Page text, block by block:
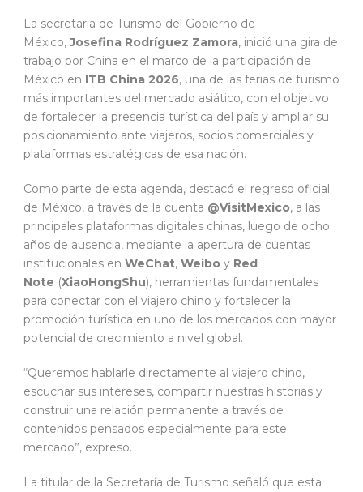
La secretaria de Turismo del Gobierno de
México,Josefina Rodríguez Zamora, inició una gira de
trabajo por China en el marco de la participación de
México en ITB China 2026, una de las ferias de turismo
más importantes del mercado asiático, con el objetivo
de fortalecer la presencia turística del país y ampliar su
posicionamiento ante viajeros, socios comerciales y
plataformas estratégicas de esa nación.
Como parte de esta agenda, destacó el regreso oficial
de México, a través de la cuenta @VisitMexico, a las
principales plataformas digitales chinas, luego de ocho
años de ausencia, mediante la apertura de cuentas
institucionales en WeChat, Weibo y Red
Note (XiaoHongShu), herramientas fundamentales
para conectar con el viajero chino y fortalecer la
promoción turística en uno de los mercados con mayor
potencial de crecimiento a nivel global.
“Queremos hablarle directamente al viajero chino,
escuchar sus intereses, compartir nuestras historias y
construir una relación permanente a través de
contenidos pensados especialmente para este
mercado”, expresó.
La titular de la Secretaría de Turismo señaló que esta